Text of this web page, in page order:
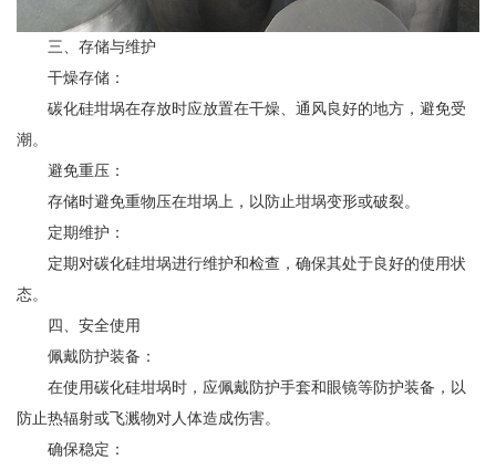
三、存储与维护
干燥存储：
碳化硅坩埚在存放时应放置在干燥、通风良好的地方，避免受
潮。
避免重压：
存储时避免重物压在坩埚上，以防止坩埚变形或破裂。
定期维护：
定期对碳化硅坩埚进行维护和检查，确保其处于良好的使用状
态。
四、安全使用
佩戴防护装备：
在使用碳化硅坩埚时，应佩戴防护手套和眼镜等防护装备，以
防止热辐射或飞溅物对人体造成伤害。
确保稳定：